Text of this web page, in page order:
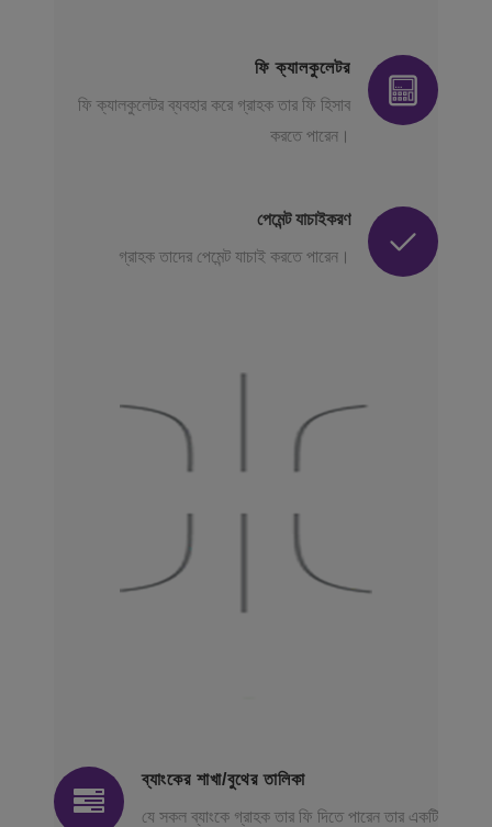
ফি ক্যালকুলেটর
ফি ক্যালকুলেটর ব্যবহার করে গ্রাহক তার ফি হিসাব
করতে পারেন।
পেমেন্ট যাচাইকরণ
গ্রাহক তাদের পেমেন্ট যাচাই করতে পারেন।
ব্যাংকের শাখা/বুথের তালিকা
যে সকল ব্যাংকে গ্রাহক তার ফি দিতে পারেন তার একটি